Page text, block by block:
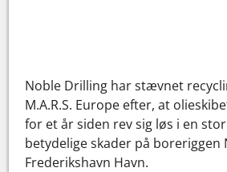
Noble Drilling har stævnet
M.A.R.S. Europe efter, at
for et år siden rev sig løs i en
betydelige skader på boreriggen
Frederikshavn Havn.